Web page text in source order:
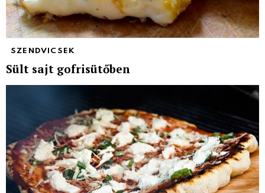
SZENDVICSEK
Sült sajt gofrisütőben